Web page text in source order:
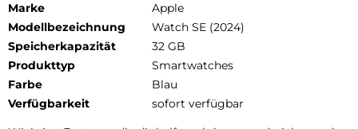
Marke
Apple
Modellbezeichnung
Watch SE (2024)
Speicherkapazität
32 GB
Produkttyp
Smartwatches
Farbe
Blau
Verfügbarkeit
sofort verfügbar